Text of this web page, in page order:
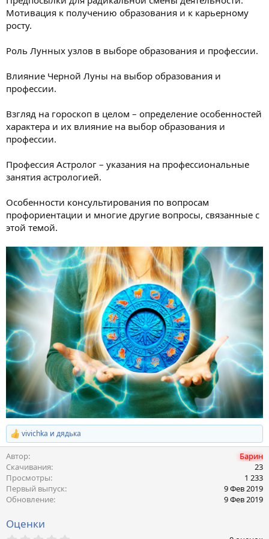
Мотивация к получению образования и к карьерному
росту.
Роль Лунных узлов в выборе образования и профессии.
Влияние Черной Луны на выбор образования и
профессии.
Взгляд на гороскоп в целом – определение особенностей
характера и их влияние на выбор образования и
профессии.
Профессия Астролог – указания на профессиональные
занятия астрологией.
Особенности консультирования по вопросам
профориентации и многие другие вопросы, связанные с
этой темой.
Р
е
а
к
ц
и
и
:
vivichka и дядька
Автор
Барин
Скачивания
23
Просмотры
1 233
Первый выпуск
9 Фев 2019
Обновление
9 Фев 2019
Оценки